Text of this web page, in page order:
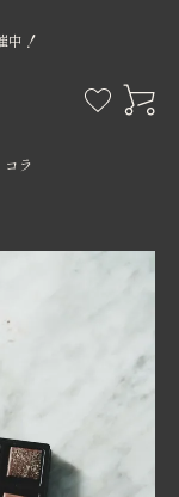
中！
ラ